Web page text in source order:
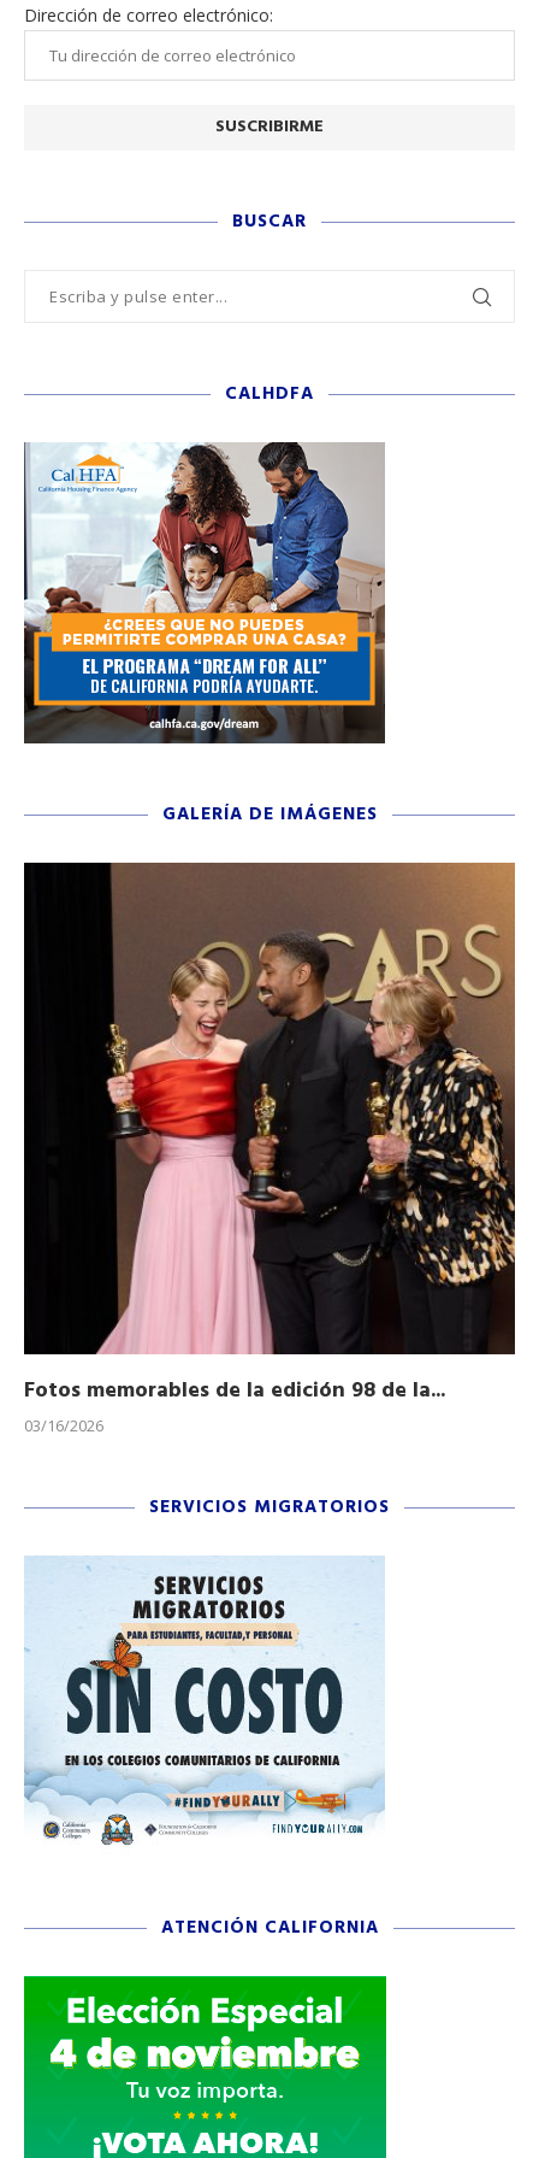
Dirección de correo electrónico:
BUSCAR
CALHDFA
GALERÍA DE IMÁGENES
Fotos memorables de la edición 98 de la...
03/16/2026
SERVICIOS MIGRATORIOS
ATENCIÓN CALIFORNIA